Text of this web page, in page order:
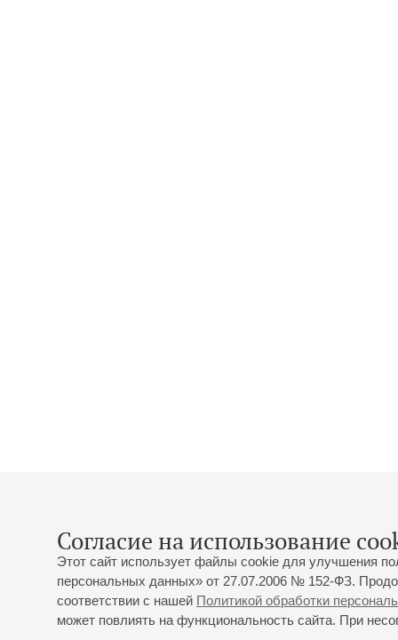
Согласие на использование
Этот сайт использует файлы cookie для улучшения
персональных данных» от 27.07.2006 № 152-ФЗ.
соответствии с нашей Политикой обработки
может повлиять на функциональность сайта. При